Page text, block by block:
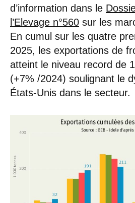
d’information dans le
l’Elevage n°560 sur les
En cumul sur les quatre
2025, les exportations de
atteint le niveau record de
(+7% /2024) soulignant le
États-Unis dans le secteur.